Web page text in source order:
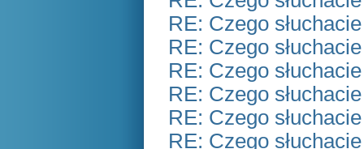
RE: Czego
RE: Czego
RE: Czego
RE: Czego
RE: Czego
RE: Czego